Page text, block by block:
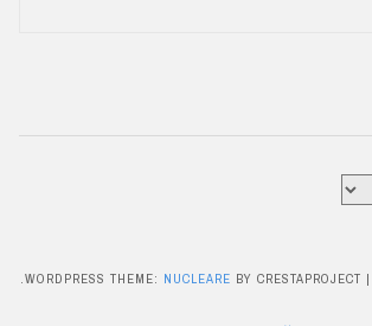
|
WORDPRESS THEME: NUCLEARE BY CRESTAPROJECT.